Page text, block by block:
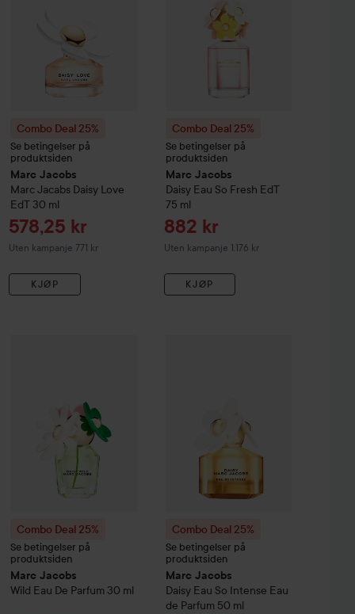
Combo Deal 25%
Se betingelser på
produktsiden
Marc Jacobs
Marc Jacabs Daisy Love
EdT 30 ml
Tilbudspris
578,25 kr
Uten kampanje 771 kr
KJØP
Combo Deal 25%
Se betingelser på
produktsiden
Marc Jacobs
Daisy Eau So Fresh EdT
75 ml
Tilbudspris
882 kr
Uten kampanje 1.176 kr
KJØP
Combo Deal 25%
Se betingelser på
produktsiden
Marc Jacobs
Wild Eau De Parfum 30 ml
Combo Deal 25%
Se betingelser på
produktsiden
Marc Jacobs
Daisy Eau So Intense Eau
de Parfum 50 ml